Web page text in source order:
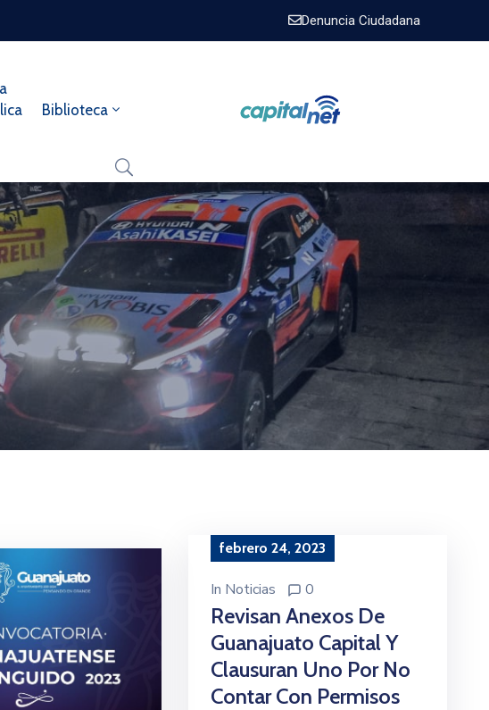
Denuncia Ciudadana
Biblioteca
febrero 24, 2023
In Noticias 0
Revisan Anexos De
Guanajuato Capital Y
Clausuran Uno Por No
Contar Con Permisos